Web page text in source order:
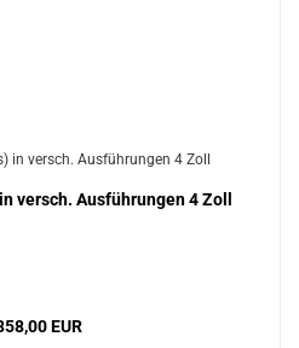
versch. Ausführungen 4 Zoll
EUR